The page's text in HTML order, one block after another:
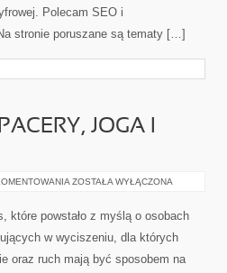
Polecam SEO i
stronie poruszane są tematy […]
JOGA I
INTROWERTYK
SPACERY,
I
FITNESS
ZOSTAŁA WYŁĄCZONA
które powstało z myślą o osobach
w wyciszeniu, dla których
oraz ruch mają być sposobem na